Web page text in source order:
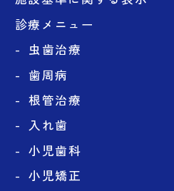
診療メニュー
虫歯治療
歯周病
根管治療
入れ歯
小児歯科
小児矯正